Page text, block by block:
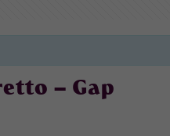
– Gap